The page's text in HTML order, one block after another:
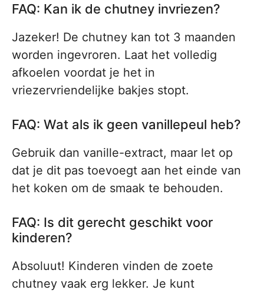
FAQ: Kan ik de chutney invriezen?
Jazeker! De chutney kan tot 3 maanden
worden ingevroren. Laat het volledig
afkoelen voordat je het in
vriezervriendelijke bakjes stopt.
FAQ: Wat als ik geen vanillepeul heb?
Gebruik dan vanille-extract, maar let op
dat je dit pas toevoegt aan het einde van
het koken om de smaak te behouden.
FAQ: Is dit gerecht geschikt voor
kinderen?
Absoluut! Kinderen vinden de zoete
chutney vaak erg lekker. Je kunt